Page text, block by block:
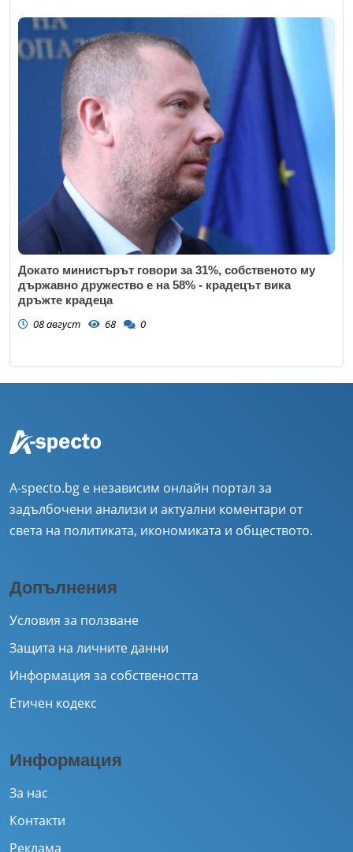
Докато министърът говори за 31%, собственото му
държавно дружество е на 58% - крадецът вика
дръжте крадеца
08 август 68 0
A-specto.bg е независим онлайн портал за
задълбочени анализи и актуални коментари от
света на политиката, икономиката и обществото.
Допълнения
Условия за ползване
Защита на личните данни
Информация за собствеността
Етичен кодекс
Информация
За нас
Контакти
Реклама